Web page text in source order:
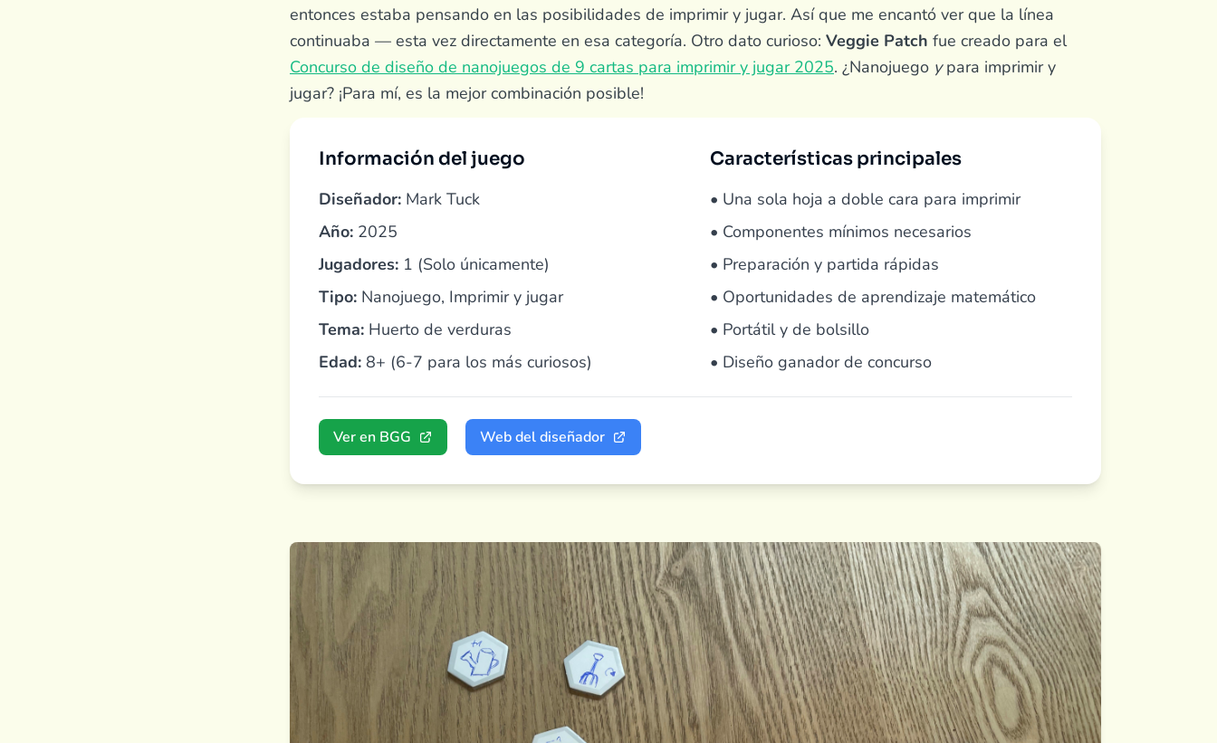
entonces estaba pensando en las posibilidades de imprimir y jugar. Así que me encantó ver que la línea
continuaba — esta vez directamente en esa categoría. Otro dato curioso: Veggie Patch fue creado para el
Concurso de diseño de nanojuegos de 9 cartas para imprimir y jugar 2025. ¿Nanojuego ypara imprimir y
jugar? ¡Para mí, es la mejor combinación posible!
Información del juego
Diseñador: Mark Tuck
Año: 2025
Jugadores: 1 (Solo únicamente)
Tipo: Nanojuego, Imprimir y jugar
Tema: Huerto de verduras
Edad: 8+ (6-7 para los más curiosos)
Características principales
• Una sola hoja a doble cara para imprimir
• Componentes mínimos necesarios
• Preparación y partida rápidas
• Oportunidades de aprendizaje matemático
• Portátil y de bolsillo
• Diseño ganador de concurso
Ver en BGG Web del diseñador